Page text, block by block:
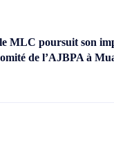
MLC poursuit son
de l’AJBPA à